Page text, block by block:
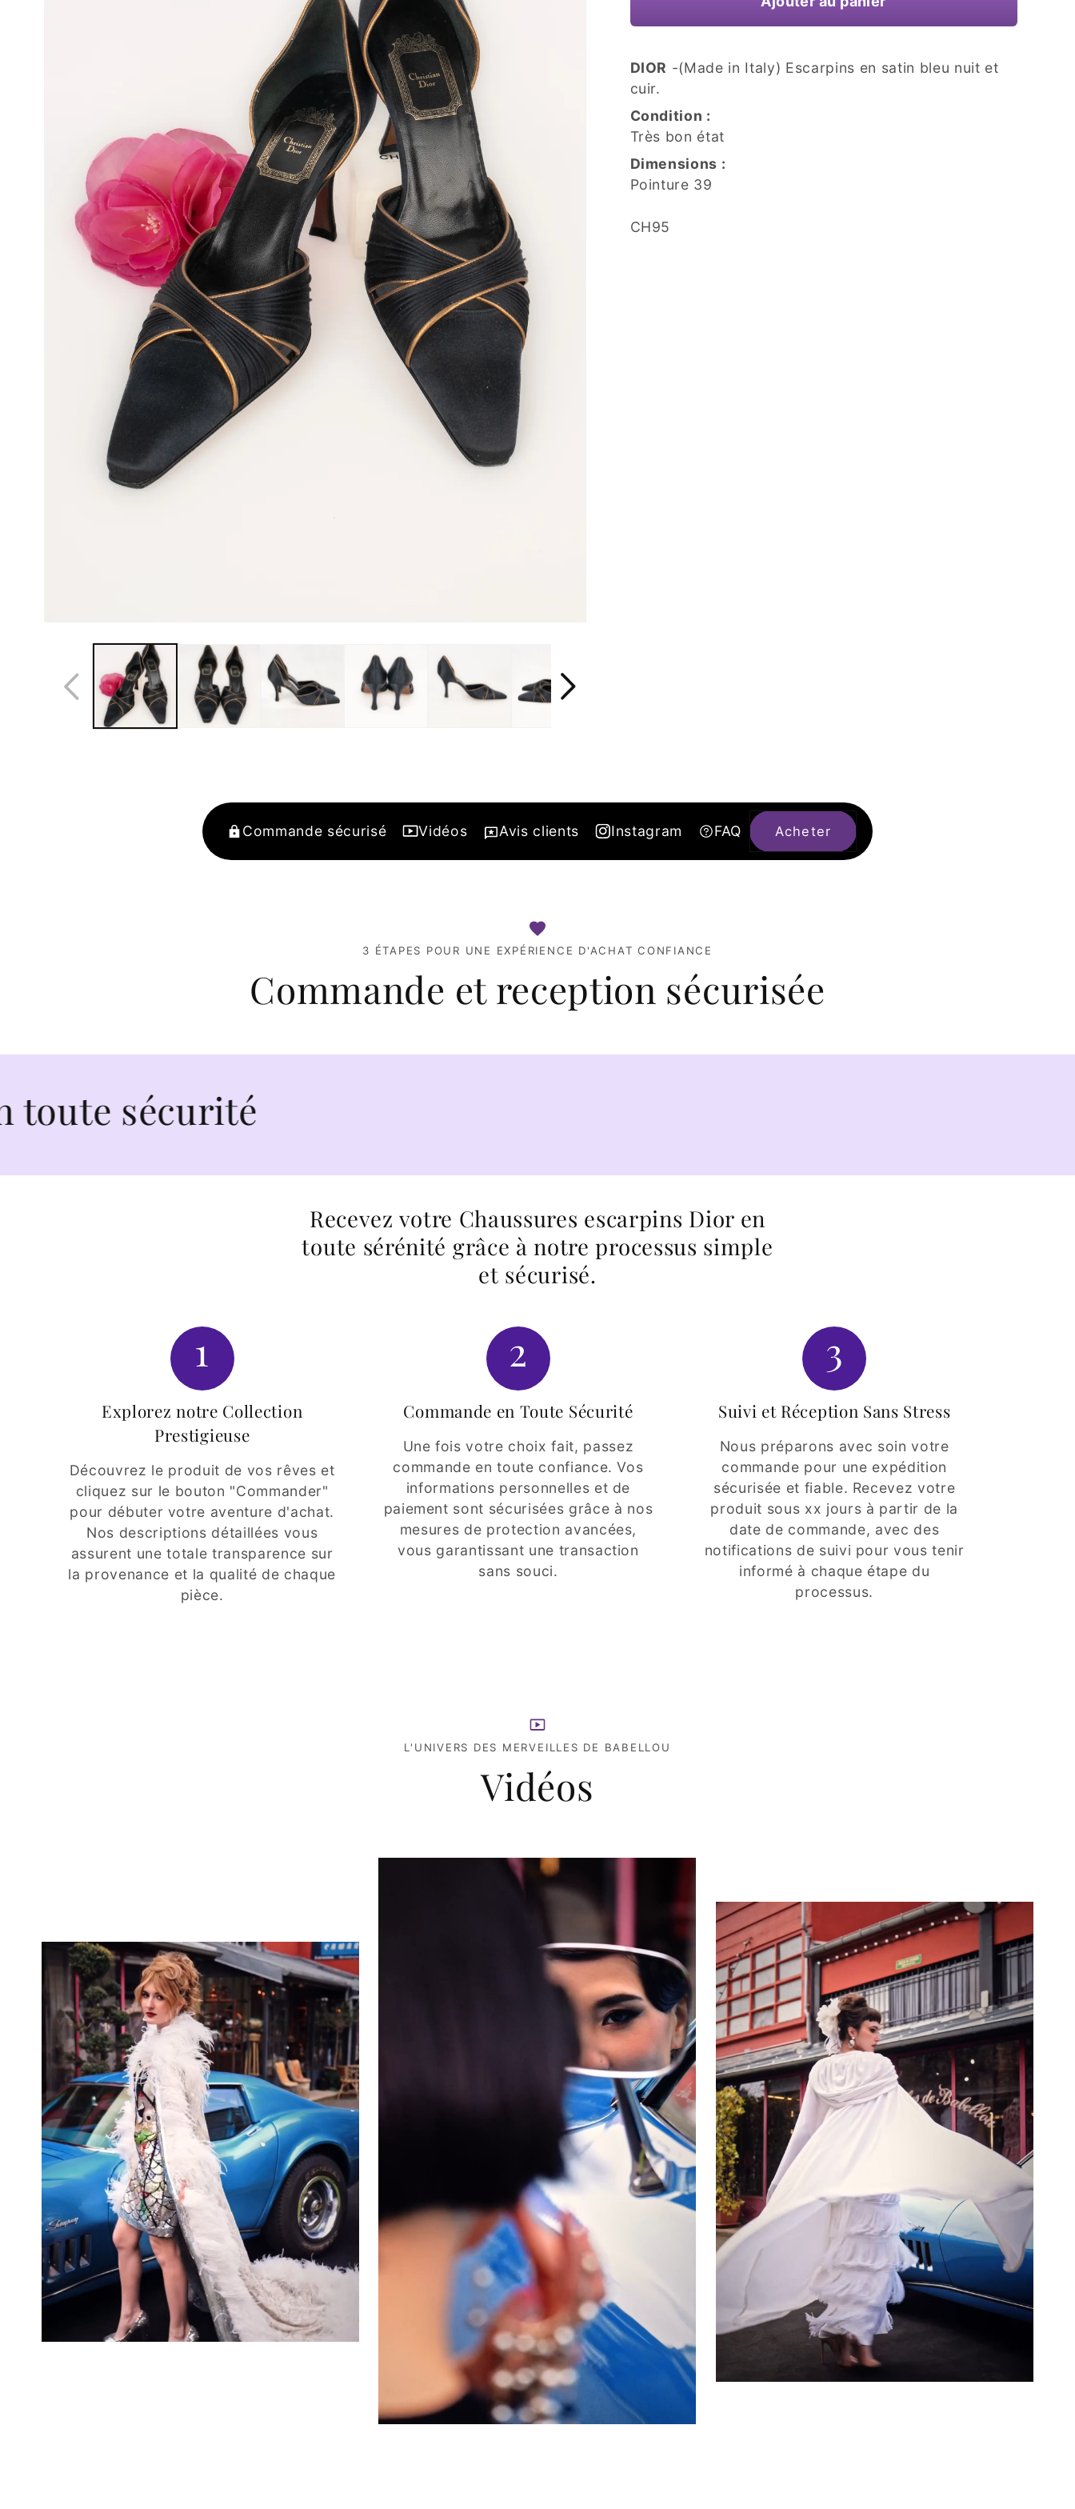
DIOR -(Made in Italy) Escarpins en satin bleu nuit et
cuir.
Condition :
Très bon état
Dimensions :
Pointure 39
SKU:
CH95
Commande sécurisé Vidéos Avis clients Instagram FAQ Acheter
3 ÉTAPES POUR UNE EXPÉRIENCE D'ACHAT CONFIANCE
Commande et reception sécurisée
Recevez votre Chaussures escarpins Dior en
toute sérénité grâce à notre processus simple
et sécurisé.
1
Explorez notre Collection
Prestigieuse
Découvrez le produit de vos rêves et
cliquez sur le bouton "Commander"
pour débuter votre aventure d'achat.
Nos descriptions détaillées vous
assurent une totale transparence sur
la provenance et la qualité de chaque
pièce.
2
Commande en Toute Sécurité
Une fois votre choix fait, passez
commande en toute confiance. Vos
informations personnelles et de
paiement sont sécurisées grâce à nos
mesures de protection avancées,
vous garantissant une transaction
sans souci.
3
Suivi et Réception Sans Stress
Nous préparons avec soin votre
commande pour une expédition
sécurisée et fiable. Recevez votre
produit sous xx jours à partir de la
date de commande, avec des
notifications de suivi pour vous tenir
informé à chaque étape du
processus.
L'UNIVERS DES MERVEILLES DE BABELLOU
Vidéos